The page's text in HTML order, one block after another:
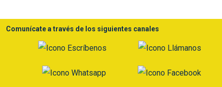
Comunícate a través de los siguientes canales